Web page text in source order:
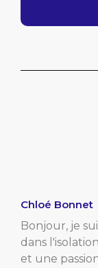
Chloé Bonnet
Bonjour, je
dans
et une